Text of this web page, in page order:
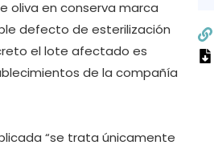
oliva en conserva marca
defecto de esterilización
el lote afectado es
de la compañía
“se trata únicamente